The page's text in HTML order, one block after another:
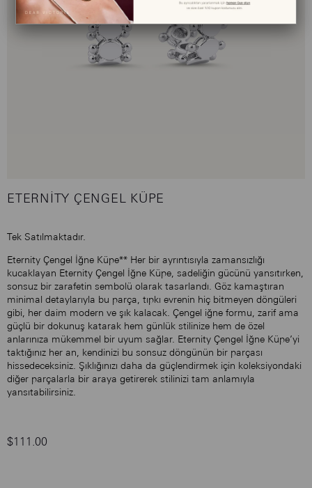
ETERNITY ÇENGEL KÜPE
Tek Satılmaktadır.
Eternity Çengel İğne Küpe** Her bir ayrıntısıyla zamansızlığı
kucaklayan Eternity Çengel İğne Küpe, sadeliğin gücünü yansıtırken,
sonsuz bir zarafetin sembolü olarak tasarlandı. Göz kamaştıran
minimal detaylarıyla bu parça, tıpkı evrenin hiç bitmeyen döngüleri
gibi, her daim modern ve şık kalacak. Çengel iğne formu, zarif ama
güçlü bir dokunuş katarak hem günlük stilinize hem de özel
anlarınıza mükemmel bir uyum sağlar. Eternity Çengel İğne Küpe’yi
taktığınız her an, kendinizi bu sonsuz döngünün bir parçası
hissedeceksiniz. Şıklığınızı daha da güçlendirmek için koleksiyondaki
diğer parçalarla bir araya getirerek stilinizi tam anlamıyla
yansıtabilirsiniz.
$111.00